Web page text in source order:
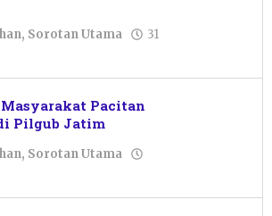
, Sorotan Utama
31
Pacitan
Pilgub Jatim
, Sorotan Utama